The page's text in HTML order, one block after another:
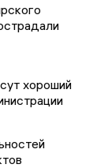
хороший